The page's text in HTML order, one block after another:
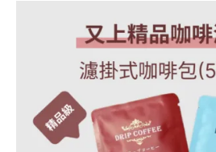
始
價
格：
NT$1,200。
前
價
格：
NT$960。